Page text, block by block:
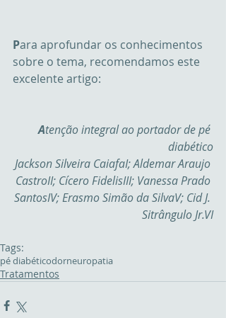
Para aprofundar os conhecimentos
sobre o tema, recomendamos este
excelente artigo:
Atenção integral ao portador de pé
diabético
Jackson Silveira CaiafaI; Aldemar Araujo
CastroII; Cícero FidelisIII; Vanessa Prado
SantosIV; Erasmo Simão da SilvaV; Cid J.
Sitrângulo Jr.VI
Tags:
pé diabéticodorneuropatia
Tratamentos